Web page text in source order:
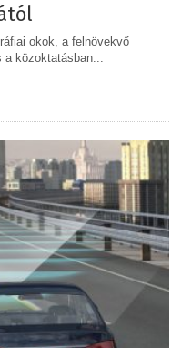
okok, a felnövekvő
közoktatásban...